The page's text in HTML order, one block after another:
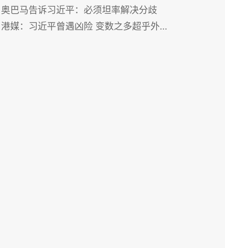
奥巴马告诉习近平：必须坦率解决分歧
港媒：习近平曾遇凶险 变数之多超乎外界想像